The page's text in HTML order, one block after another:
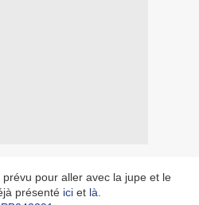
pour aller avec la jupe et le
présenté ici et là